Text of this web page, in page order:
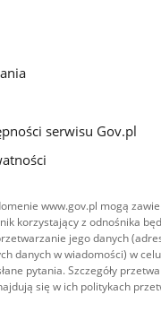
serwisu Gov.pl
www.gov.pl mogą
korzystający z odnośnika
jego danych
danych w wiadomości) w
pytania. Szczegóły
się w ich politykach